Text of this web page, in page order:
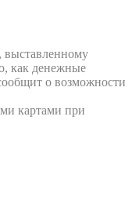
выставленному
как денежные
о возможности
картами при